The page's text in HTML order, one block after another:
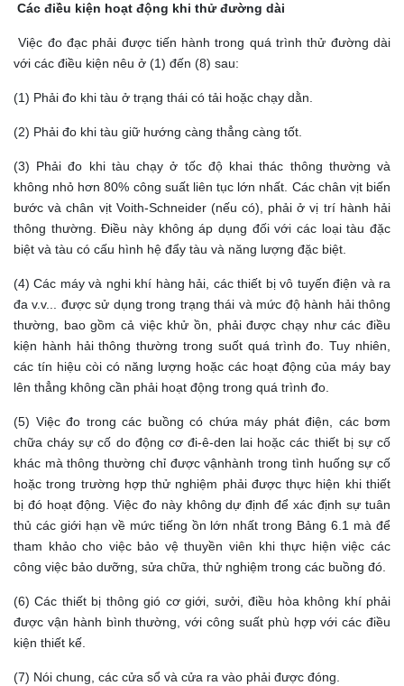
Các điều kiện hoạt động khi thử đường dài
Việc đo đạc phải được tiến hành trong quá trình thử đường dài
với các điều kiện nêu ở (1) đến (8) sau:
(1) Phải đo khi tàu ở trạng thái có tải hoặc chạy dằn.
(2) Phải đo khi tàu giữ hướng càng thẳng càng tốt.
(3) Phải đo khi tàu chạy ở tốc độ khai thác thông thường và
không nhỏ hơn 80% công suất liên tục lớn nhất. Các chân vịt biến
bước và chân vịt Voith-Schneider (nếu có), phải ở vị trí hành hải
thông thường. Điều này không áp dụng đối với các loại tàu đặc
biệt và tàu có cấu hình hệ đẩy tàu và năng lượng đặc biệt.
(4) Các máy và nghi khí hàng hải, các thiết bị vô tuyến điện và ra
đa v.v... được sử dụng trong trạng thái và mức độ hành hải thông
thường, bao gồm cả việc khử ồn, phải được chạy như các điều
kiện hành hải thông thường trong suốt quá trình đo. Tuy nhiên,
các tín hiệu còi có năng lượng hoặc các hoạt động của máy bay
lên thẳng không cần phải hoạt động trong quá trình đo.
(5) Việc đo trong các buồng có chứa máy phát điện, các bơm
chữa cháy sự cố do động cơ đi-ê-den lai hoặc các thiết bị sự cố
khác mà thông thường chỉ được vậnhành trong tình huống sự cố
hoặc trong trường hợp thử nghiệm phải được thực hiện khi thiết
bị đó hoạt động. Việc đo này không dự định để xác định sự tuân
thủ các giới hạn về mức tiếng ồn lớn nhất trong Bảng 6.1 mà để
tham khảo cho việc bảo vệ thuyền viên khi thực hiện việc các
công việc bảo dưỡng, sửa chữa, thử nghiệm trong các buồng đó.
(6) Các thiết bị thông gió cơ giới, sưởi, điều hòa không khí phải
được vận hành bình thường, với công suất phù hợp với các điều
kiện thiết kế.
(7) Nói chung, các cửa sổ và cửa ra vào phải được đóng.